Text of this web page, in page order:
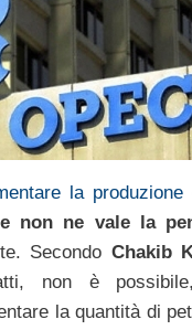
la produzione
non ne vale la
Secondo Chakib
non è
la quantità di